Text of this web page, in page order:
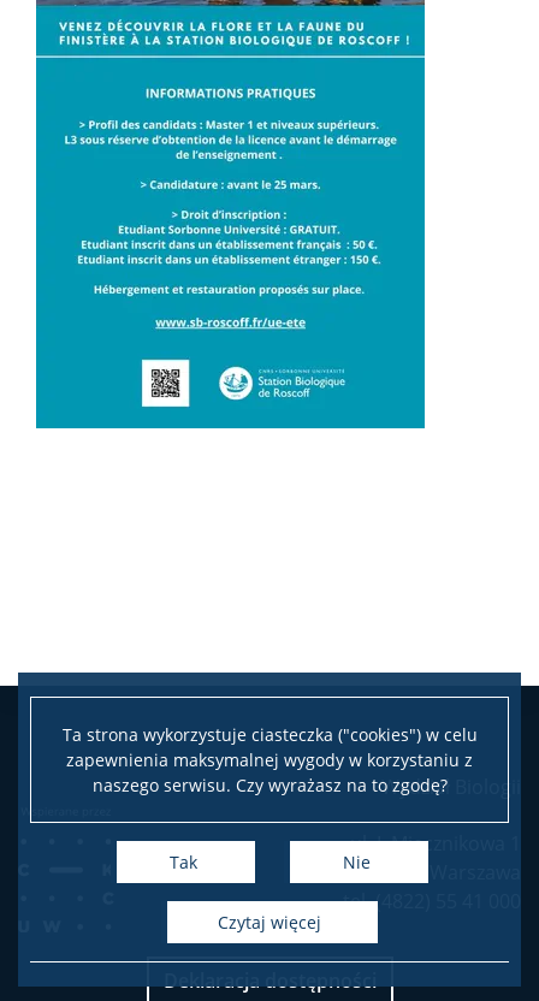
Ta strona wykorzystuje ciasteczka ("cookies") w celu
zapewnienia maksymalnej wygody w korzystaniu z
naszego serwisu. Czy wyrażasz na to zgodę?
Tak Nie
czytaj więcej
Dane badawcze UW
POPULARYZACJA
Posłuchaj o nauce
Poczytaj o nauce
Wydarzenia
Wystawy
Wydział Biologii
ul. I. Miecznikowa 1
02-096 Warszawa
tel. (4822) 55 41 000
Deklaracja dostępności